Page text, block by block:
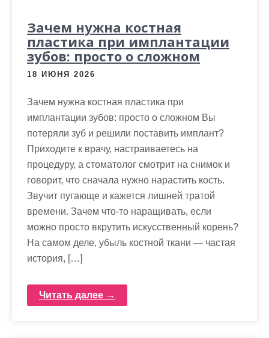
Зачем нужна костная
пластика при имплантации
зубов: просто о сложном
18 ИЮНЯ 2026
Зачем нужна костная пластика при
имплантации зубов: просто о сложном Вы
потеряли зуб и решили поставить имплант?
Приходите к врачу, настраиваетесь на
процедуру, а стоматолог смотрит на снимок и
говорит, что сначала нужно нарастить кость.
Звучит пугающе и кажется лишней тратой
времени. Зачем что-то наращивать, если
можно просто вкрутить искусственный корень?
На самом деле, убыль костной ткани — частая
история, […]
Читать далее →